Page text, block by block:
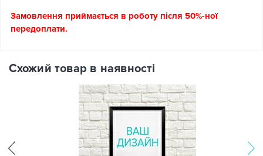
Замовлення приймається в роботу після 50%-ної
передоплати.
Схожий товар в наявності